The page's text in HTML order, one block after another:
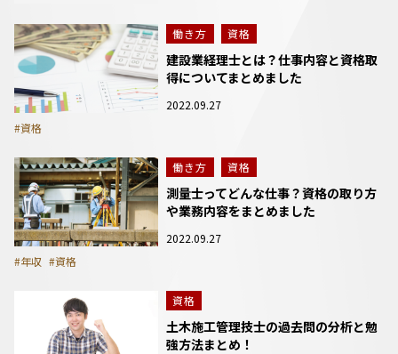
働き方 資格
建設業経理士とは？仕事内容と資格取
得についてまとめました
2022.09.27
#資格
働き方 資格
測量士ってどんな仕事？資格の取り方
や業務内容をまとめました
2022.09.27
#年収 #資格
資格
土木施工管理技士の過去問の分析と勉
強方法まとめ！